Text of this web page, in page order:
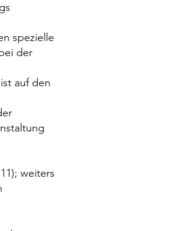
spezielle
der
auf den
weiters